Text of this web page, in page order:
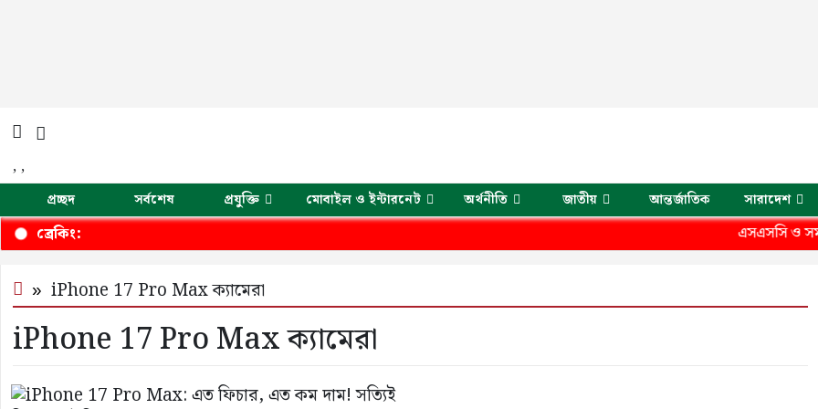
, ,
প্রচ্ছদ সর্বশেষ প্রযুক্তি মোবাইল ও ইন্টারনেট অর্থনীতি জাতীয় আন্তর্জাতিক সারাদেশ
ব্রেকিং: এসএসসি ও
iPhone 17 Pro Max ক্যামেরা
iPhone 17 Pro Max ক্যামেরা